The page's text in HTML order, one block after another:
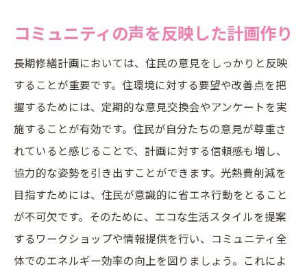
コミュニティの声を反映した計画作り
長期修繕計画においては、住民の意見をしっかりと反映
することが重要です。住環境に対する要望や改善点を把
握するためには、定期的な意見交換会やアンケートを実
施することが有効です。住民が自分たちの意見が尊重さ
れていると感じることで、計画に対する信頼感も増し、
協力的な姿勢を引き出すことができます。光熱費削減を
目指すためには、住民が意識的に省エネ行動をとること
が不可欠です。そのために、エコな生活スタイルを提案
するワークショップや情報提供を行い、コミュニティ全
体でのエネルギー効率の向上を図りましょう。これによ